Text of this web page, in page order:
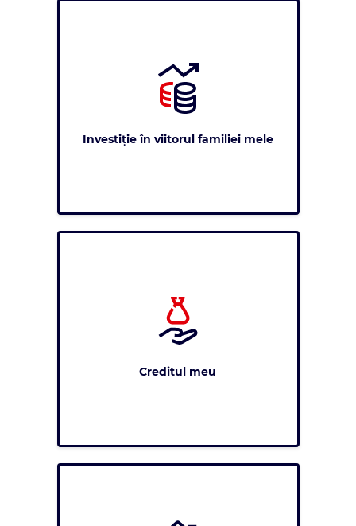
Investiție în viitorul familiei mele
Creditul meu